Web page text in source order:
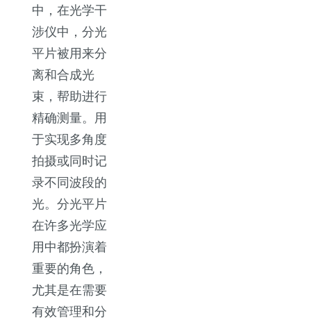
中，在光学干
涉仪中，分光
平片被用来分
离和合成光
束，帮助进行
精确测量。用
于实现多角度
拍摄或同时记
录不同波段的
光。分光平片
在许多光学应
用中都扮演着
重要的角色，
尤其是在需要
有效管理和分